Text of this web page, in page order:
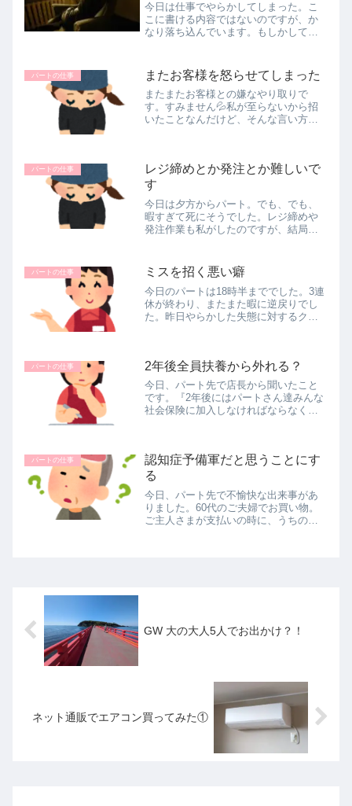
今日は仕事でやらかしてしまった。こ
こに書ける内容ではないのですが、か
なり落ち込んでいます。もしかして明
しまい、私の怠慢・傲慢・思い込みが
招いた痛恨のミス。仕事を嫌々や...
パートの仕事 またお客様を怒らせてしまった
またまたお客様との嫌なやり取りで
す。すみません💦私が至らないから招
いたことなんだけど、そんな言い方し
らないし、老眼で何書いてるのか見え...
パートの仕事
レジ締めとか発注とか難しいで
す
今日は夕方からパート。でも、でも、
暇すぎて死にそうでした。レジ締めや
発注作業も私がしたのですが、結局、
喪失中💦この歳になって新しいことを
する難しさを痛感した一日でした。だ
っ...
パートの仕事 ミスを招く悪い癖
今日のパートは18時半まででした。3連
休が終わり、またまた暇に逆戻りでし
た。昨日やらかした失態に対するクレ
じ7時過ぎなんだけど。毎朝のヨガ...
パートの仕事 2年後全員扶養から外れる？
今日、パート先で店長から聞いたこと
です。『2年後にはパートさん達みんな
社会保険に加入しなければならなくな
ていたそうです。それは決定なのか？...
パートの仕事
認知症予備軍だと思うことにす
る
今日、パート先で不愉快な出来事があ
りました。60代のご夫婦でお買い物。
ご主人さまが支払いの時に、うちの店
GW 大の大人5人でお出かけ？！
ネット通販でエアコン買ってみた①